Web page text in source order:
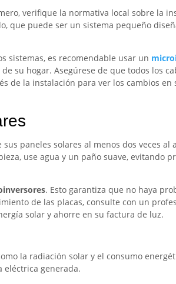
verifique la normativa local sobre la
que puede ser un sistema pequeño
sistemas, es recomendable usar un
su hogar. Asegúrese de que todos los
de la instalación para ver los cambios en
paneles solares al menos dos veces al
use agua y un paño suave, evitando
. Esto garantiza que no haya
de las placas, consulte con un
solar y ahorre en su factura de luz.
la radiación solar y el consumo
eléctrica generada.